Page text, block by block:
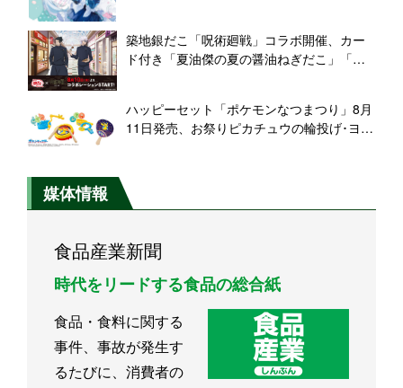
築地銀だこ「呪術廻戦」コラボ開催、カー
ド付き「夏油傑の夏の醤油ねぎだこ」「五
BOX･だんらんパックも
ハッピーセット「ポケモンなつまつり」8月
11日発売、お祭りピカチュウの輪投げ･ヨー
媒体情報
食品産業新聞
時代をリードする食品の総合紙
食品・食料に関する
事件、事故が発生す
るたびに、消費者の